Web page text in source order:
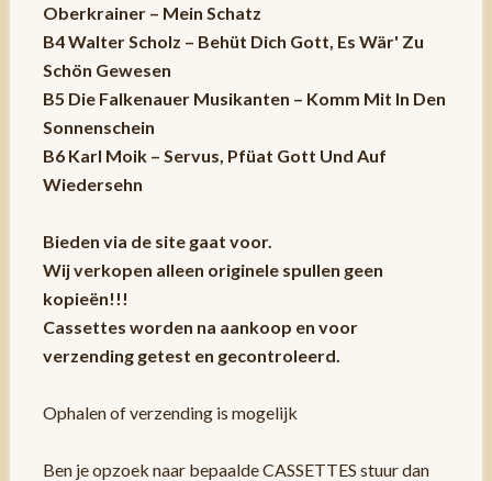
Oberkrainer – Mein Schatz
B4 Walter Scholz – Behüt Dich Gott, Es Wär' Zu
Schön Gewesen
B5 Die Falkenauer Musikanten – Komm Mit In Den
Sonnenschein
B6 Karl Moik – Servus, Pfüat Gott Und Auf
Wiedersehn
Bieden via de site gaat voor.
Wij verkopen alleen originele spullen geen
kopieën!!!
Cassettes worden na aankoop en voor
verzending getest en gecontroleerd.
Ophalen of verzending is mogelijk
Ben je opzoek naar bepaalde CASSETTES stuur dan